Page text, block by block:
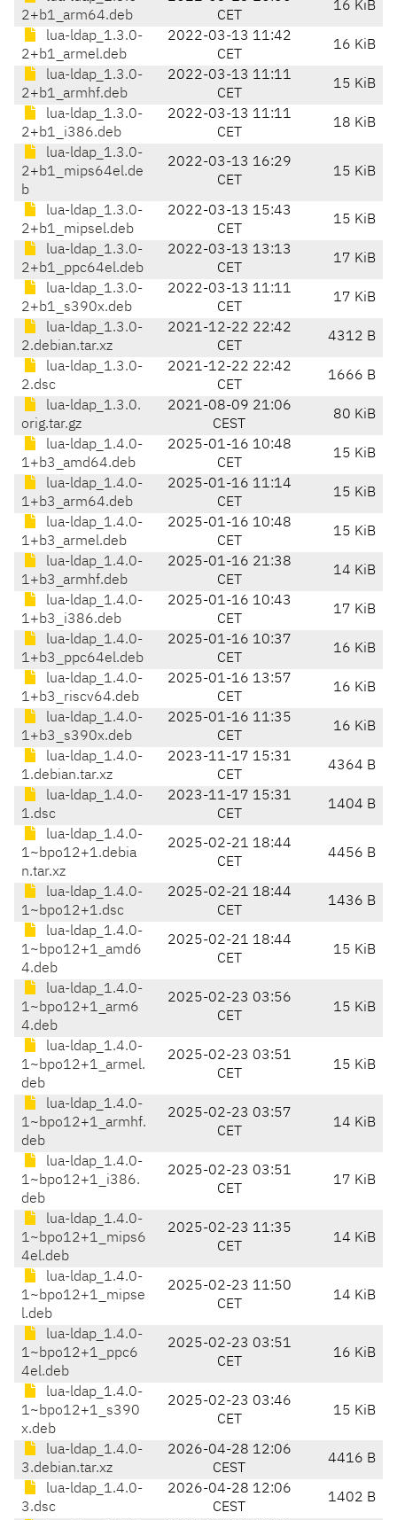
2+b1_arm64.deb
CET
16 KiB
lua-ldap_1.3.0-
2+b1_armel.deb
2022-03-13 11:42
CET
16 KiB
lua-ldap_1.3.0-
2+b1_armhf.deb
2022-03-13 11:11
CET
15 KiB
lua-ldap_1.3.0-
2+b1_i386.deb
2022-03-13 11:11
CET
18 KiB
lua-ldap_1.3.0-
2+b1_mips64el.de
b
2022-03-13 16:29
CET
15 KiB
lua-ldap_1.3.0-
2+b1_mipsel.deb
2022-03-13 15:43
CET
15 KiB
lua-ldap_1.3.0-
2+b1_ppc64el.deb
2022-03-13 13:13
CET
17 KiB
lua-ldap_1.3.0-
2+b1_s390x.deb
2022-03-13 11:11
CET
17 KiB
lua-ldap_1.3.0-
2.debian.tar.xz
2021-12-22 22:42
CET
4312 B
lua-ldap_1.3.0-
2.dsc
2021-12-22 22:42
CET
1666 B
lua-ldap_1.3.0.
orig.tar.gz
2021-08-09 21:06
CEST
80 KiB
lua-ldap_1.4.0-
1+b3_amd64.deb
2025-01-16 10:48
CET
15 KiB
lua-ldap_1.4.0-
1+b3_arm64.deb
2025-01-16 11:14
CET
15 KiB
lua-ldap_1.4.0-
1+b3_armel.deb
2025-01-16 10:48
CET
15 KiB
lua-ldap_1.4.0-
1+b3_armhf.deb
2025-01-16 21:38
CET
14 KiB
lua-ldap_1.4.0-
1+b3_i386.deb
2025-01-16 10:43
CET
17 KiB
lua-ldap_1.4.0-
1+b3_ppc64el.deb
2025-01-16 10:37
CET
16 KiB
lua-ldap_1.4.0-
1+b3_riscv64.deb
2025-01-16 13:57
CET
16 KiB
lua-ldap_1.4.0-
1+b3_s390x.deb
2025-01-16 11:35
CET
16 KiB
lua-ldap_1.4.0-
1.debian.tar.xz
2023-11-17 15:31
CET
4364 B
lua-ldap_1.4.0-
1.dsc
2023-11-17 15:31
CET
1404 B
lua-ldap_1.4.0-
1~bpo12+1.debia
n.tar.xz
2025-02-21 18:44
CET
4456 B
lua-ldap_1.4.0-
1~bpo12+1.dsc
2025-02-21 18:44
CET
1436 B
lua-ldap_1.4.0-
1~bpo12+1_amd6
4.deb
2025-02-21 18:44
CET
15 KiB
lua-ldap_1.4.0-
1~bpo12+1_arm6
4.deb
2025-02-23 03:56
CET
15 KiB
lua-ldap_1.4.0-
1~bpo12+1_armel.
deb
2025-02-23 03:51
CET
15 KiB
lua-ldap_1.4.0-
1~bpo12+1_armhf.
deb
2025-02-23 03:57
CET
14 KiB
lua-ldap_1.4.0-
1~bpo12+1_i386.
deb
2025-02-23 03:51
CET
17 KiB
lua-ldap_1.4.0-
1~bpo12+1_mips6
4el.deb
2025-02-23 11:35
CET
14 KiB
lua-ldap_1.4.0-
1~bpo12+1_mipse
l.deb
2025-02-23 11:50
CET
14 KiB
lua-ldap_1.4.0-
1~bpo12+1_ppc6
4el.deb
2025-02-23 03:51
CET
16 KiB
lua-ldap_1.4.0-
1~bpo12+1_s390
x.deb
2025-02-23 03:46
CET
15 KiB
lua-ldap_1.4.0-
3.debian.tar.xz
2026-04-28 12:06
CEST
4416 B
lua-ldap_1.4.0-
3.dsc
2026-04-28 12:06
CEST
1402 B